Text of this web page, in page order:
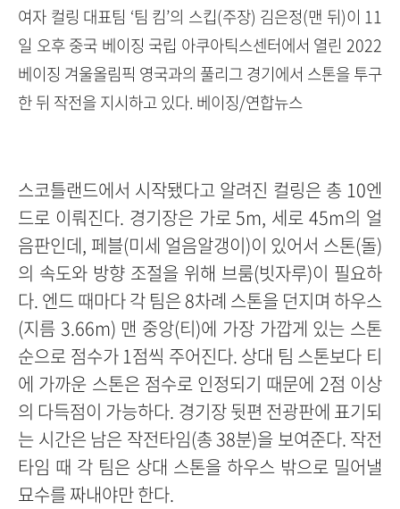
여자 컬링 대표팀 ‘팀 킴’의 스킵(주장) 김은정(맨 뒤)이 11
일 오후 중국 베이징 국립 아쿠아틱스센터에서 열린 2022
베이징 겨울올림픽 영국과의 풀리그 경기에서 스톤을 투구
한 뒤 작전을 지시하고 있다. 베이징/연합뉴스
스코틀랜드에서 시작됐다고 알려진 컬링은 총 10엔
드로 이뤄진다. 경기장은 가로 5m, 세로 45m의 얼
음판인데, 페블(미세 얼음알갱이)이 있어서 스톤(돌)
의 속도와 방향 조절을 위해 브룸(빗자루)이 필요하
다. 엔드 때마다 각 팀은 8차례 스톤을 던지며 하우스
(지름 3.66m) 맨 중앙(티)에 가장 가깝게 있는 스톤
순으로 점수가 1점씩 주어진다. 상대 팀 스톤보다 티
에 가까운 스톤은 점수로 인정되기 때문에 2점 이상
의 다득점이 가능하다. 경기장 뒷편 전광판에 표기되
는 시간은 남은 작전타임(총 38분)을 보여준다. 작전
타임 때 각 팀은 상대 스톤을 하우스 밖으로 밀어낼
묘수를 짜내야만 한다.